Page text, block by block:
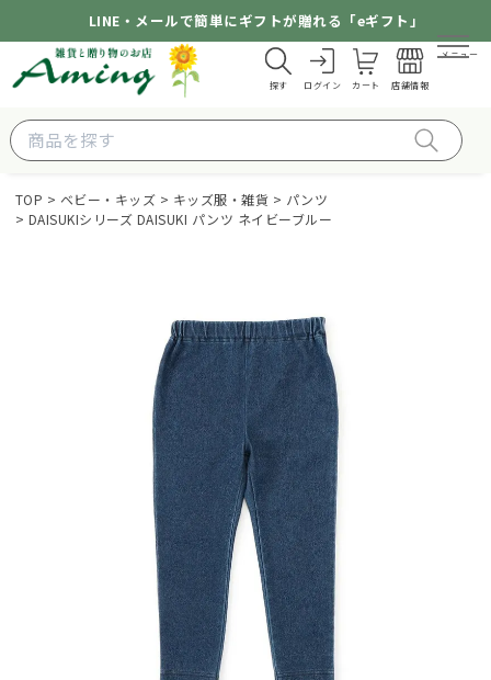
LINE・メールで簡単にギフトが贈れる「eギフト」
探す ログイン カート 店舗情報
メニュー
TOP ベビー・キッズ キッズ服・雑貨
パンツ
DAISUKIシリーズ DAISUKI パンツ ネイビーブルー